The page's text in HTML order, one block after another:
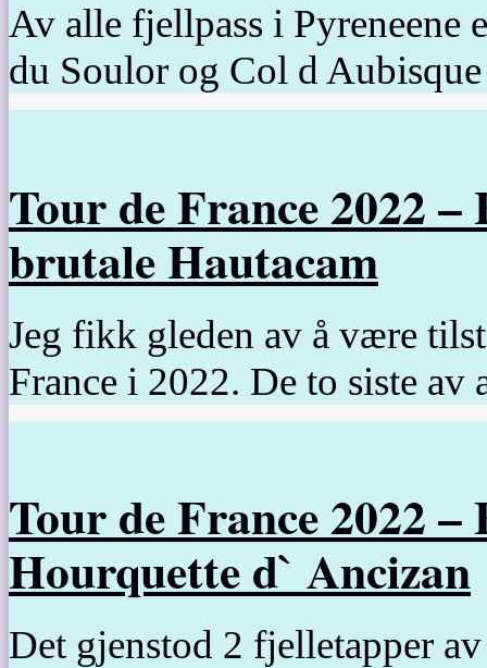
Av alle fjellpass i Pyreneene
du Soulor og Col d
Tour de France 2022
brutale Hautacam
Jeg fikk gleden av å være
France i 2022. De to siste
Tour de France 2022
Hourquette d` Ancizan
Det gjenstod 2 fjelletapper